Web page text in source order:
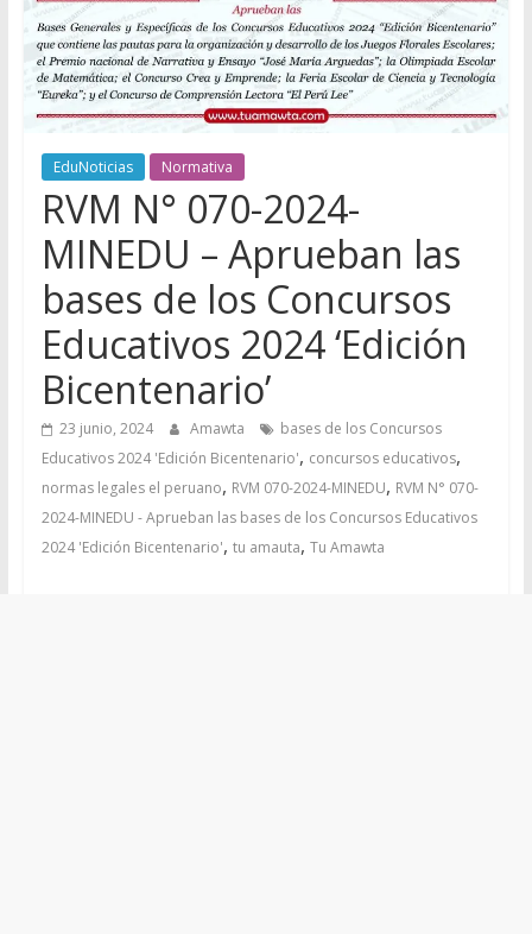
EduNoticias Normativa
RVM N° 070-2024-
MINEDU – Aprueban las
bases de los Concursos
Educativos 2024 ‘Edición
Bicentenario’
23 junio, 2024 Amawta
bases de los Concursos
Educativos 2024 'Edición Bicentenario', concursos educativos,
normas legales el peruano, RVM 070-2024-MINEDU, RVM N° 070-
2024-MINEDU - Aprueban las bases de los Concursos Educativos
2024 'Edición Bicentenario', tu amauta, Tu Amawta